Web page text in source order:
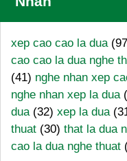
xep cao cao la dua
cao cao la dua nghe
(41) nghe nhan xep
nghe nhan xep la dua
dua (32) xep la dua
thuat (30) that la dua
cao la dua nghe thuat